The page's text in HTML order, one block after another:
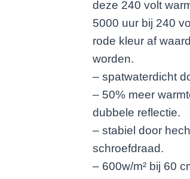
deze 240 volt
5000 uur bij 240
rode kleur af
worden.
– spatwaterdicht
– 50% meer
dubbele reflectie.
– stabiel door
schroefdraad.
– 600w/m² bij 60